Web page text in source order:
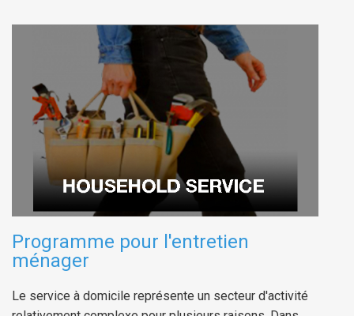
Programme pour l'entretien
ménager
Le service à domicile représente un secteur d'activité